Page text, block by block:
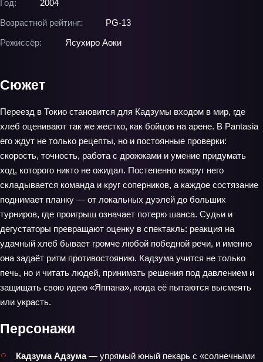
Год:
2004
Возрастной рейтинг:
PG-13
Режиссёр:
Ясухиро Аоки
Сюжет
Переезд в Токио становится для Кадзумы входом в мир, где
хлеб оценивают так же жестко, как бойцов на арене. В Pantasia
его ждут не только рецепты, но и постоянные проверки:
скорость, точность, работа с дрожжами и умение придумать
ход, которого никто не ожидал. Постепенно вокруг него
складывается команда и круг соперников, а каждое состязание
поднимает планку — от локальных дуэлей до больших
турниров, где проигрыш означает потерю шанса. Судьи и
дегустаторы превращают оценку в спектакль: реакция на
удачный хлеб бывает громче любой победной речи, и именно
она задаёт ритм противостоянию. Кадзума учится не только
печь, но и читать людей, принимать решения под давлением и
защищать свою идею «Яппана», когда её пытаются высмеять
или украсть.
Персонажи
Кадзума Адзума— упрямый юный пекарь с «солнечными